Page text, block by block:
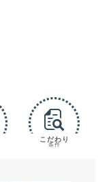
こだわり
条件